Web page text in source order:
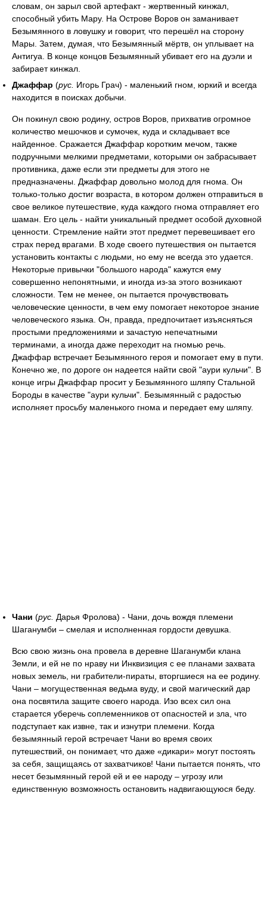
словам, он зарыл свой артефакт - жертвенный кинжал,
способный убить Мару. На Острове Воров он заманивает
Безымянного в ловушку и говорит, что перешёл на сторону
Мары. Затем, думая, что Безымянный мёртв, он уплывает на
Антигуа. В конце концов Безымянный убивает его на дуэли и
забирает кинжал.
Джаффар (рус. Игорь Грач) - маленький гном, юркий и всегда
находится в поисках добычи.
Он покинул свою родину, остров Воров, прихватив огромное
количество мешочков и сумочек, куда и складывает все
найденное. Сражается Джаффар коротким мечом, также
подручными мелкими предметами, которыми он забрасывает
противника, даже если эти предметы для этого не
предназначены. Джаффар довольно молод для гнома. Он
только-только достиг возраста, в котором должен отправиться в
свое великое путешествие, куда каждого гнома отправляет его
шаман. Его цель - найти уникальный предмет особой духовной
ценности. Стремление найти этот предмет перевешивает его
страх перед врагами. В ходе своего путешествия он пытается
установить контакты с людьми, но ему не всегда это удается.
Некоторые привычки "большого народа" кажутся ему
совершенно непонятными, и иногда из-за этого возникают
сложности. Тем не менее, он пытается прочувствовать
человеческие ценности, в чем ему помогает некоторое знание
человеческого языка. Он, правда, предпочитает изъясняться
простыми предложениями и зачастую непечатными
терминами, а иногда даже переходит на гномью речь.
Джаффар встречает Безымянного героя и помогает ему в пути.
Конечно же, по дороге он надеется найти свой "аури кульчи". В
конце игры Джаффар просит у Безымянного шляпу Стальной
Бороды в качестве "аури кульчи". Безымянный с радостью
исполняет просьбу маленького гнома и передает ему шляпу.
Чани (рус. Дарья Фролова) - Чани, дочь вождя племени
Шаганумби – смелая и исполненная гордости девушка.
Всю свою жизнь она провела в деревне Шаганумби клана
Земли, и ей не по нраву ни Инквизиция с ее планами захвата
новых земель, ни грабители-пираты, вторгшиеся на ее родину.
Чани – могущественная ведьма вуду, и свой магический дар
она посвятила защите своего народа. Изо всех сил она
старается уберечь соплеменников от опасностей и зла, что
подступает как извне, так и изнутри племени. Когда
безымянный герой встречает Чани во время своих
путешествий, он понимает, что даже «дикари» могут постоять
за себя, защищаясь от захватчиков! Чани пытается понять, что
несет безымянный герой ей и ее народу – угрозу или
единственную возможность остановить надвигающуюся беду.